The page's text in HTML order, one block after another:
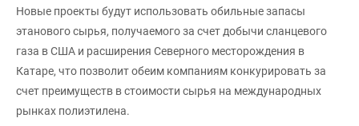
Новые проекты будут использовать обильные запасы
этанового сырья, получаемого за счет добычи сланцевого
газа в США и расширения Северного месторождения в
Катаре, что позволит обеим компаниям конкурировать за
счет преимуществ в стоимости сырья на международных
рынках полиэтилена.